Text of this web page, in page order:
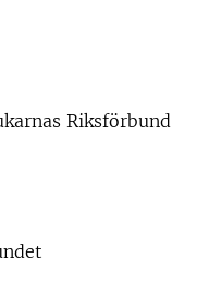
Riksförbund